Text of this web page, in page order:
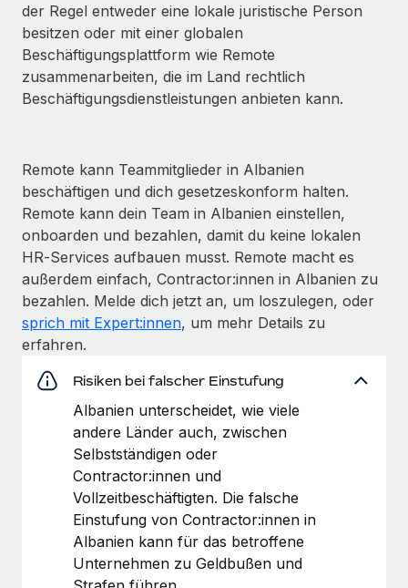
der Regel entweder eine lokale juristische Person
besitzen oder mit einer globalen
Beschäftigungs­plattform wie Remote
zusammenarbeiten, die im Land rechtlich
Beschäftigungs­dienstleistungen anbieten kann.
Remote kann Teammitglieder in Albanien
beschäftigen und dich gesetzeskonform halten.
Remote kann dein Team in Albanien einstellen,
onboarden und bezahlen, damit du keine lokalen
HR‑Services aufbauen musst. Remote macht es
außerdem einfach, Contractor:innen in Albanien zu
bezahlen. Melde dich jetzt an, um loszulegen, oder
sprich mit Expert:innen, um mehr Details zu
erfahren.
Risiken bei falscher Einstufung
Albanien unterscheidet, wie viele
andere Länder auch, zwischen
Selbstständigen oder
Contractor:innen und
Vollzeit­beschäftigten. Die falsche
Einstufung von Contractor:innen in
Albanien kann für das betroffene
Unternehmen zu Geldbußen und